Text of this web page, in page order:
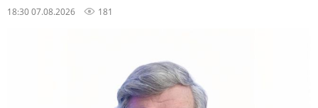
18:30 07.08.2026 181